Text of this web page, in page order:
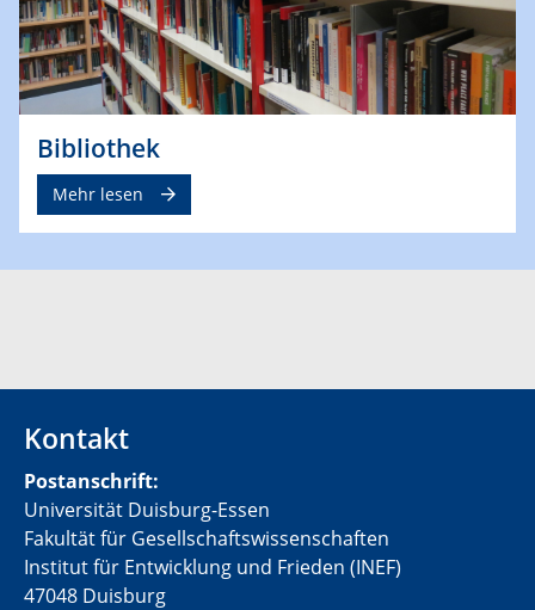
Bibliothek
Mehr lesen
Kontakt
Postanschrift:
Universität Duisburg-Essen
Fakultät für Gesellschaftswissenschaften
Institut für Entwicklung und Frieden (INEF)
47048 Duisburg